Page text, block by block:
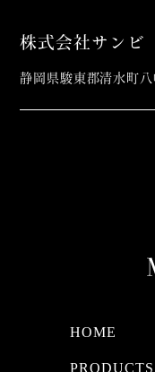
株式会社サンビ
静岡県駿東郡清水町
HOME
PRODUCTS